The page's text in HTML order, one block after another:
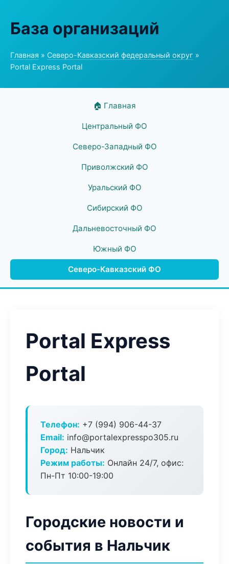
База организаций
Главная » Северо-Кавказский федеральный округ »
Portal Express Portal
🏠 Главная
Центральный ФО
Северо-Западный ФО
Приволжский ФО
Уральский ФО
Сибирский ФО
Дальневосточный ФО
Южный ФО
Северо-Кавказский ФО
Portal Express
Portal
Телефон: +7 (994) 906-44-37
Email: info@portalexpresspo305.ru
Город: Нальчик
Режим работы: Онлайн 24/7, офис:
Пн-Пт 10:00-19:00
Городские новости и
события в Нальчик